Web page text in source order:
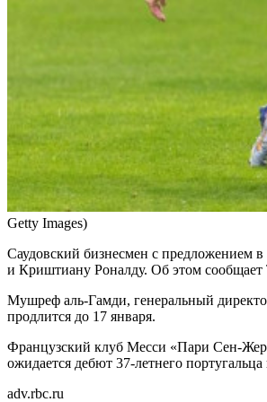
Getty Images)
Саудовский бизнесмен с предложением
и Криштиану Роналду. Об этом сообщает
Мушреф аль-Гамди, генеральный
продлится до 17 января.
Французский клуб Месси «Пари Сен-
ожидается дебют 37-летнего
adv.rbc.ru